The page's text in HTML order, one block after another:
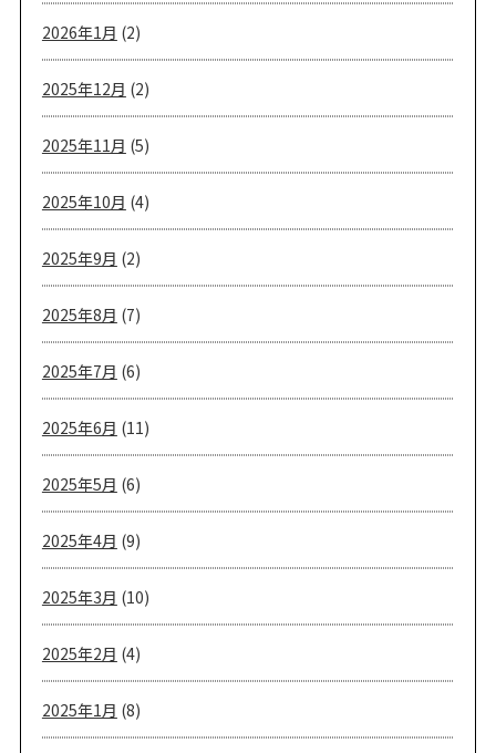
2026年1月 (2)
2025年12月 (2)
2025年11月 (5)
2025年10月 (4)
2025年9月 (2)
2025年8月 (7)
2025年7月 (6)
2025年6月 (11)
2025年5月 (6)
2025年4月 (9)
2025年3月 (10)
2025年2月 (4)
2025年1月 (8)